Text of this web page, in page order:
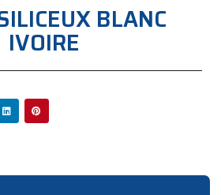
BLANC
IVOIRE